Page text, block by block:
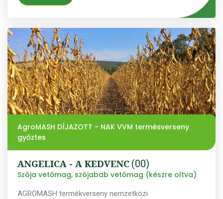
AgroMASH DÍJAZOTT - NAK VVM termésverseny
győztes
ANGELICA - A KEDVENC (00)
Szója vetőmag, szójabab vetőmag (készre oltva)
AGROMASH termékverseny nemzetközi